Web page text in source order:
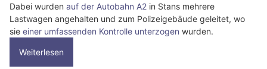
Dabei wurden auf der Autobahn A2 in Stans mehrere
Lastwagen angehalten und zum Polizeigebäude geleitet, wo
sie einer umfassenden Kontrolle unterzogen wurden.
Weiterlesen